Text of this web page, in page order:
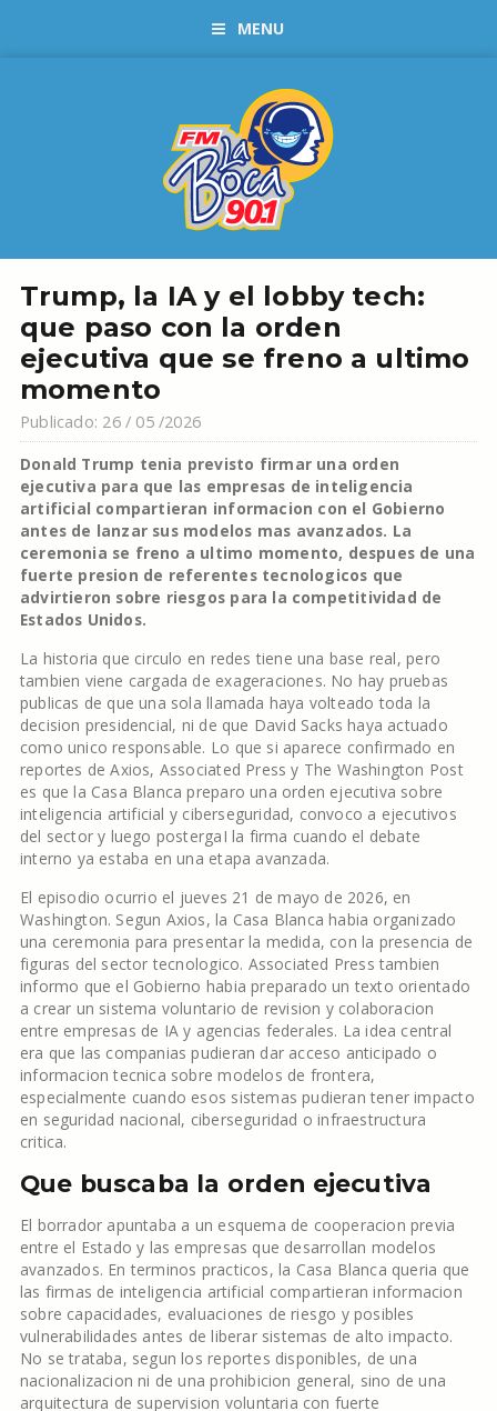
MENU
Trump, la IA y el lobby tech:
que paso con la orden
ejecutiva que se freno a ultimo
momento
Publicado: 26 / 05 /2026
Donald Trump tenia previsto firmar una orden
ejecutiva para que las empresas de inteligencia
artificial compartieran informacion con el Gobierno
antes de lanzar sus modelos mas avanzados. La
ceremonia se freno a ultimo momento, despues de una
fuerte presion de referentes tecnologicos que
advirtieron sobre riesgos para la competitividad de
Estados Unidos.
La historia que circulo en redes tiene una base real, pero
tambien viene cargada de exageraciones. No hay pruebas
publicas de que una sola llamada haya volteado toda la
decision presidencial, ni de que David Sacks haya actuado
como unico responsable. Lo que si aparece confirmado en
reportes de Axios, Associated Press y The Washington Post
es que la Casa Blanca preparo una orden ejecutiva sobre
inteligencia artificial y ciberseguridad, convoco a ejecutivos
del sector y luego postergaI la firma cuando el debate
interno ya estaba en una etapa avanzada.
El episodio ocurrio el jueves 21 de mayo de 2026, en
Washington. Segun Axios, la Casa Blanca habia organizado
una ceremonia para presentar la medida, con la presencia de
figuras del sector tecnologico. Associated Press tambien
informo que el Gobierno habia preparado un texto orientado
a crear un sistema voluntario de revision y colaboracion
entre empresas de IA y agencias federales. La idea central
era que las companias pudieran dar acceso anticipado o
informacion tecnica sobre modelos de frontera,
especialmente cuando esos sistemas pudieran tener impacto
en seguridad nacional, ciberseguridad o infraestructura
critica.
Que buscaba la orden ejecutiva
El borrador apuntaba a un esquema de cooperacion previa
entre el Estado y las empresas que desarrollan modelos
avanzados. En terminos practicos, la Casa Blanca queria que
las firmas de inteligencia artificial compartieran informacion
sobre capacidades, evaluaciones de riesgo y posibles
vulnerabilidades antes de liberar sistemas de alto impacto.
No se trataba, segun los reportes disponibles, de una
nacionalizacion ni de una prohibicion general, sino de una
arquitectura de supervision voluntaria con fuerte